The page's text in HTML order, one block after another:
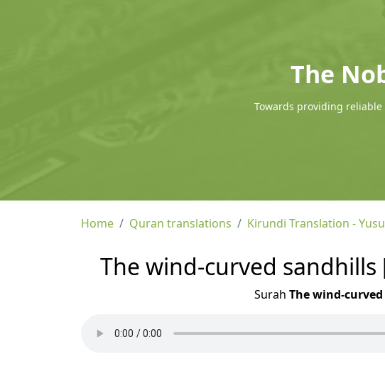
The
Towards providing
Home Quran translations Kirundi Translation -
The wind-curved
Surah The wind-